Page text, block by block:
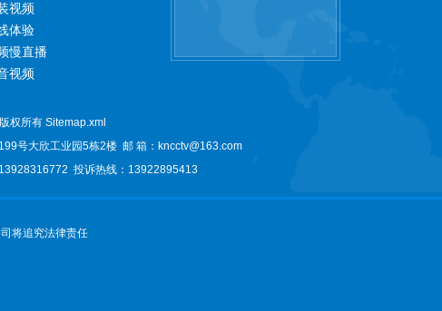
视频
体验
慢直播
视频
权所有 Sitemap.xml
号大欣工业园5栋2楼 邮 箱：kncctv@163.com
投诉热线：13922895413
将追究法律责任